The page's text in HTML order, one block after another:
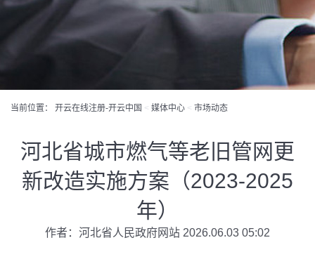
当前位置： 开云在线注册-开云中国 < 媒体中心 < 市场动态
河北省城市燃气等老旧管网更
新改造实施方案（2023-2025
年）
作者：河北省人民政府网站 2026.06.03 05:02